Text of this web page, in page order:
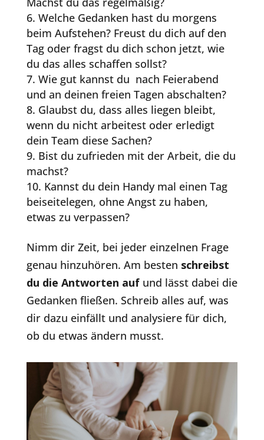
Welche Gedanken hast du morgens
beim Aufstehen? Freust du dich auf den
Tag oder fragst du dich schon jetzt, wie
du das alles schaffen sollst?
Wie gut kannst du nach Feierabend
und an deinen freien Tagen abschalten?
Glaubst du, dass alles liegen bleibt,
wenn du nicht arbeitest oder erledigt
dein Team diese Sachen?
Bist du zufrieden mit der Arbeit, die du
machst?
Kannst du dein Handy mal einen Tag
beiseitelegen, ohne Angst zu haben,
etwas zu verpassen?
Nimm dir Zeit, bei jeder einzelnen Frage
genau hinzuhören. Am besten schreibst
du die Antworten auf und lässt dabei die
Gedanken fließen. Schreib alles auf, was
dir dazu einfällt und analysiere für dich,
ob du etwas ändern musst.